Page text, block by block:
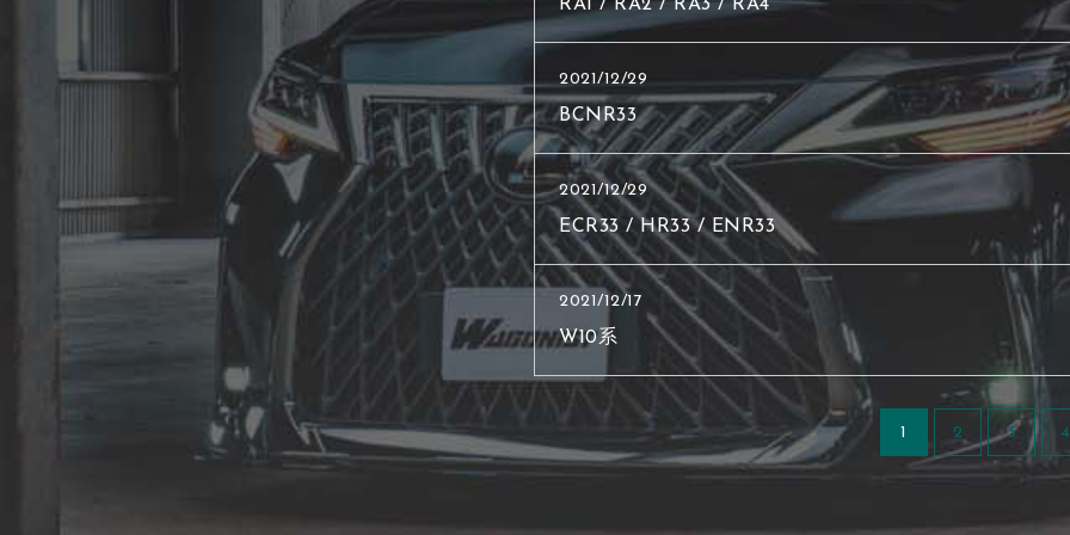
RA1 / RA2 / RA3 / RA4
2021/12/29
BCNR33
2021/12/29
ECR33 / HR33 / ENR33
2021/12/17
W10系
1 2 3 4